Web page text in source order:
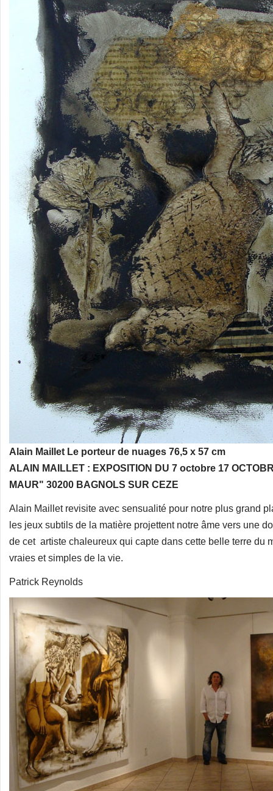
Alain Maillet Le porteur de nuages 76,5 x 57 cm
ALAIN MAILLET : EXPOSITION DU 7 octobre 17
MAUR" 30200 BAGNOLS SUR CEZE
Alain Maillet revisite avec sensualité pour notre plus grand
les jeux subtils de la matière projettent notre âme vers une
de cet artiste chaleureux qui capte dans cette belle terre du
vraies et simples de la vie.
Patrick Reynolds